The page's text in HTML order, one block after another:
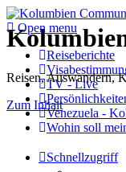
Reisen, Auswandern,
Zum Inhalt
Open menu
Reiseberichte
TV - Live
Venezuela -
Wohin soll
Schnellzugriff